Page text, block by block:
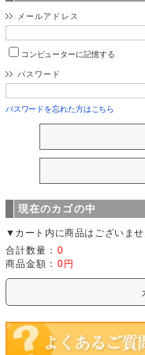
メールアドレス
コンピューターに記憶する
パスワード
パスワードを忘れた方はこちら
現在のカゴの中
▼カート内に商品はございませ
合計数量： 0
商品金額： 0円